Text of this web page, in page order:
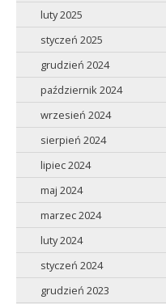
luty 2025
styczeń 2025
grudzień 2024
październik 2024
wrzesień 2024
sierpień 2024
lipiec 2024
maj 2024
marzec 2024
luty 2024
styczeń 2024
grudzień 2023